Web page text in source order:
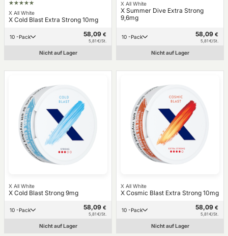
X All White
X Cold Blast Extra Strong 10mg
10 -Pack 58,09 €
5,81 €/St.
Nicht auf Lager
X All White
X Summer Dive Extra Strong
9,6mg
10 -Pack 58,09 €
5,81 €/St.
Nicht auf Lager
X All White
X Cold Blast Strong 9mg
10 -Pack 58,09 €
5,81 €/St.
Nicht auf Lager
X All White
X Cosmic Blast Extra Strong 10mg
10 -Pack 58,09 €
5,81 €/St.
Nicht auf Lager